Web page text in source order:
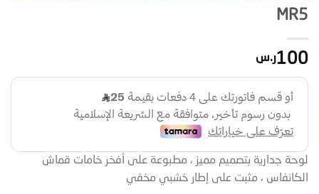
MR5
100ر.س
لوحة جدارية بتصميم مميز ، مطبوعة على أفخر خامات قماش
الكانفاس ، مثبت على إطار خشبي مخفي